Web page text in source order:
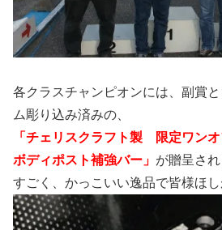
各クラスチャンピオンには、副賞
ム彫り込み済みの、
「チェリスクラフト製 限定ワン
ボディポスト補強バー」 が贈呈され
すごく、かっこいい逸品で皆様ほ